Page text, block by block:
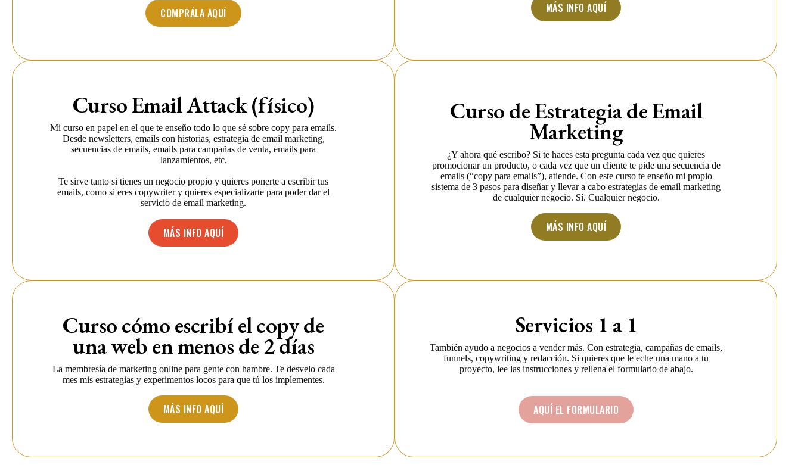
COMPRÁLA AQUÍ MÁS INFO AQUÍ
Curso Email Attack (físico)
Mi curso en papel en el que te enseño todo lo que sé sobre copy para emails.
Desde newsletters, emails con historias, estrategia de email marketing,
secuencias de emails, emails para campañas de venta, emails para
lanzamientos, etc.
Te sirve tanto si tienes un negocio propio y quieres ponerte a escribir tus
emails, como si eres copywriter y quieres especializarte para poder dar el
servicio de email marketing.
MÁS INFO AQUÍ
Curso de Estrategia de Email
Marketing
¿Y ahora qué escribo? Si te haces esta pregunta cada vez que quieres
promocionar un producto, o cada vez que un cliente te pide una secuencia de
emails (“copy para emails”), atiende. Con este curso te enseño mi propio
sistema de 3 pasos para diseñar y llevar a cabo estrategias de email marketing
de cualquier negocio. Sí. Cualquier negocio.
MÁS INFO AQUÍ
Curso cómo escribí el copy de
una web en menos de 2 días
La membresía de marketing online para gente con hambre. Te desvelo cada
mes mis estrategias y experimentos locos para que tú los implementes.
MÁS INFO AQUÍ
Servicios 1 a 1
También ayudo a negocios a vender más. Con estrategia, campañas de emails,
funnels, copywriting y redacción. Si quieres que le eche una mano a tu
proyecto, lee las instrucciones y rellena el formulario de abajo.
AQUÍ EL FORMULARIO